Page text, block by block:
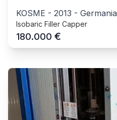
KOSME - 2013 - Germania
Isobaric Filler Capper
180.000 €